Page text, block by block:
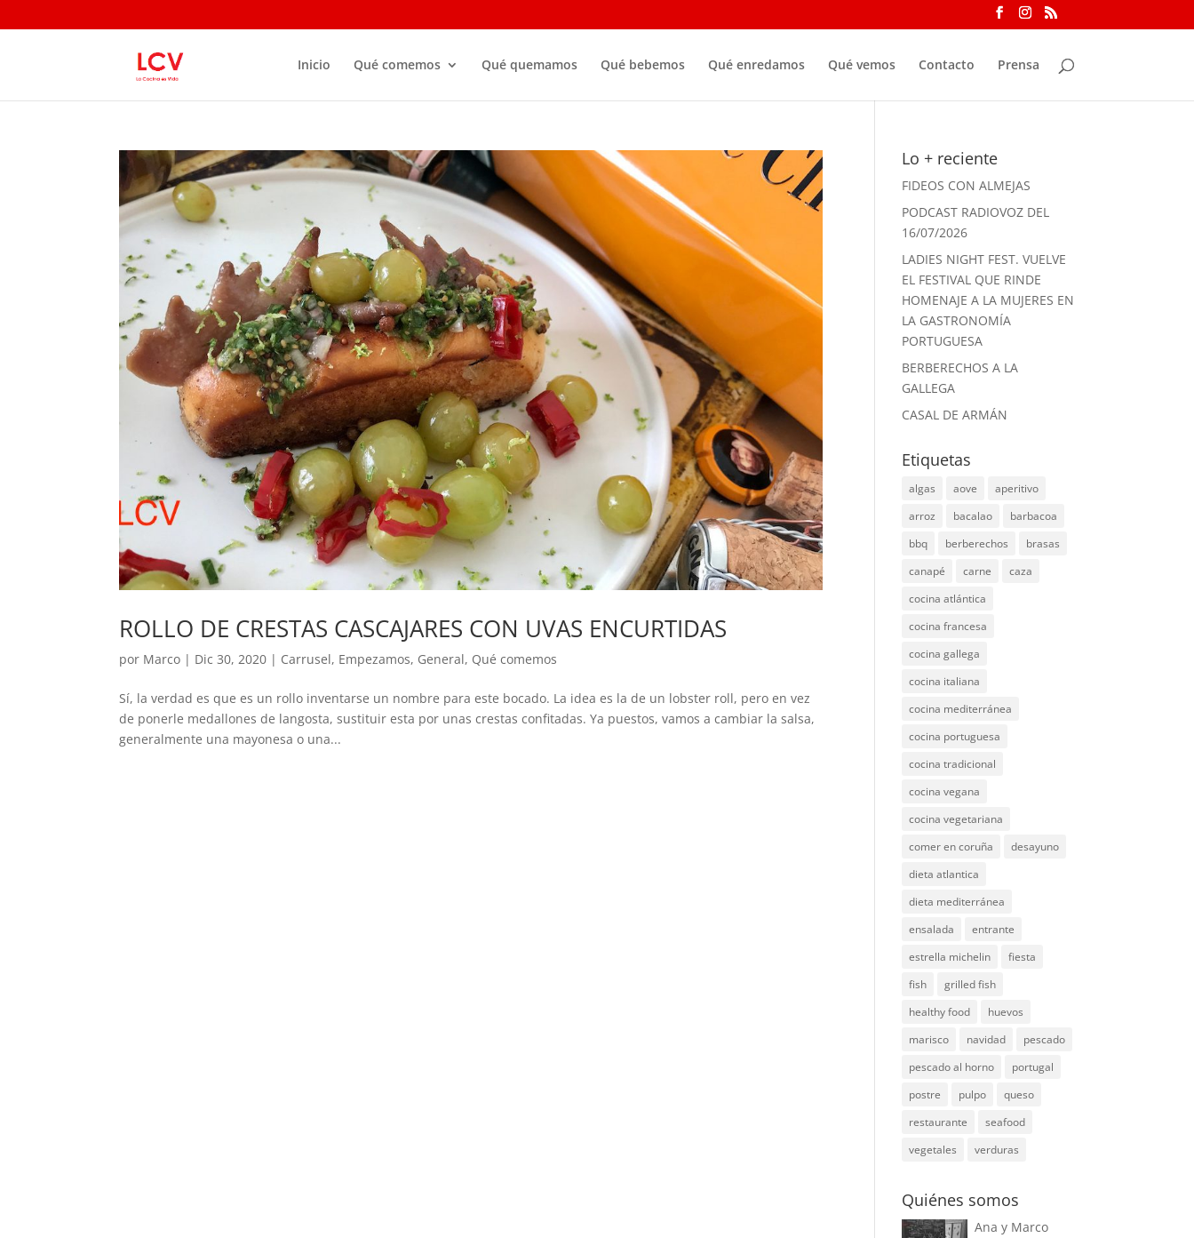
Inicio Qué comemos Qué quemamos Qué bebemos Qué enredamos Qué vemos Contacto Prensa
ROLLO DE CRESTAS CASCAJARES CON UVAS ENCURTIDAS
por Marco | Dic 30, 2020 | Carrusel, Empezamos, General, Qué comemos
Sí, la verdad es que es un rollo inventarse un nombre para este bocado. La idea es la de un lobster roll, pero en vez
de ponerle medallones de langosta, sustituir esta por unas crestas confitadas. Ya puestos, vamos a cambiar la salsa,
generalmente una mayonesa o una...
Lo + reciente
FIDEOS CON ALMEJAS
PODCAST RADIOVOZ DEL
16/07/2026
LADIES NIGHT FEST. VUELVE
EL FESTIVAL QUE RINDE
HOMENAJE A LA MUJERES EN
LA GASTRONOMÍA
PORTUGUESA
BERBERECHOS A LA
GALLEGA
CASAL DE ARMÁN
Etiquetas
algas aove
aperitivo
arroz
bacalao
barbacoa
bbq
berberechos
brasas
canapé
carne
caza
cocina atlántica
cocina francesa
cocina gallega
cocina italiana
cocina mediterránea
cocina portuguesa
cocina tradicional
cocina vegana
cocina vegetariana
comer en coruña
desayuno
dieta atlantica
dieta mediterránea
ensalada
entrante
estrella michelin
fiesta
fish
grilled fish
healthy food
huevos
marisco
navidad
pescado
pescado al horno
portugal
postre
pulpo
queso
restaurante
seafood
vegetales
verduras
Quiénes somos
Ana y Marco